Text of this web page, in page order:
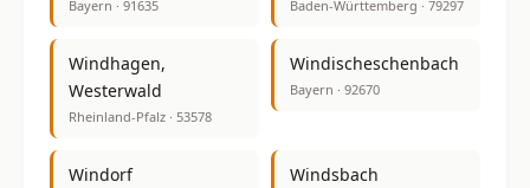
Bayern · 91635 Baden-Württemberg · 79297
Windhagen,
Westerwald
Rheinland-Pfalz · 53578
Windischeschenbach
Bayern · 92670
Windorf Windsbach